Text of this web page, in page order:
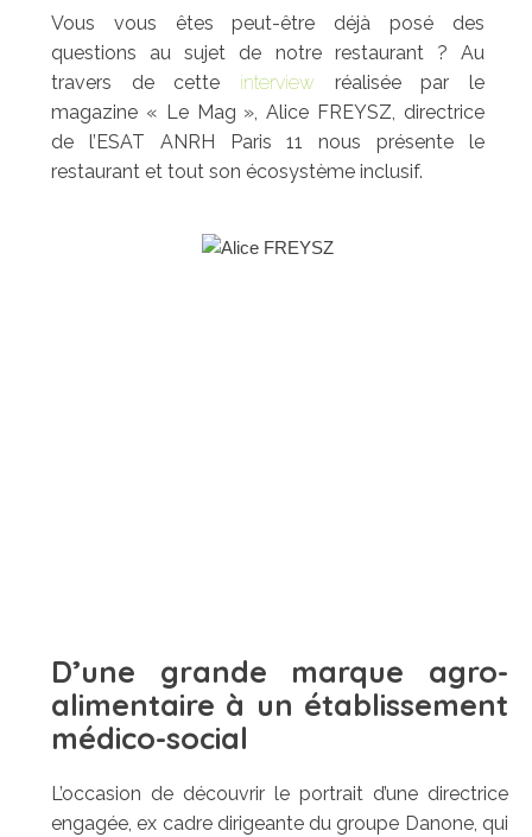
Vous vous êtes peut-être déjà posé des
questions au sujet de notre restaurant ? Au
travers de cette interview réalisée par le
magazine « Le Mag », Alice FREYSZ, directrice
de l’ESAT ANRH Paris 11 nous présente le
restaurant et tout son écosystème inclusif.
D’une grande marque agro-
alimentaire à un établissement
médico-social
L’occasion de découvrir le portrait d’une directrice
engagée, ex cadre dirigeante du groupe Danone, qui